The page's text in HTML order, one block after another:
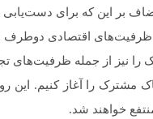
بر این که برای دست‌یابی
ظرفیت‌های اقتصادی دوطرف
نیز از جمله ظرفیت‌های
مشترک را آغاز کنیم. این
خواهند شد.